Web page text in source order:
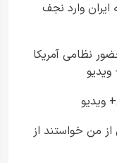
وارد نجف
نظامی آمریکا
ویدیو
ویدیو
از من خواستند از